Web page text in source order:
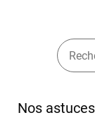
Nos astuces